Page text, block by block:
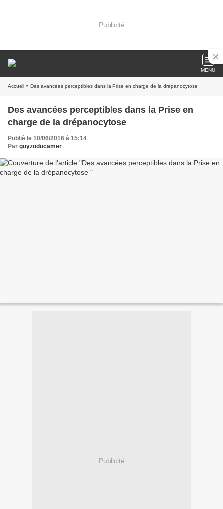
Publicité
MENU
Accueil » Des avancées perceptibles dans la Prise en charge de la drépanocytose
Des avancées perceptibles dans la Prise en
charge de la drépanocytose
Publié le 10/06/2016 à 15:14
Par guyzoducamer
Publicité